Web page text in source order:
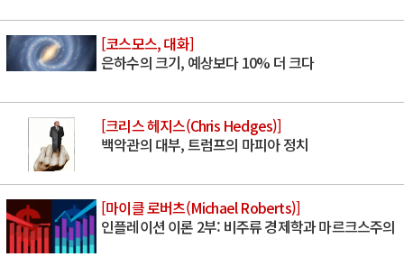
[코스모스, 대화]
은하수의 크기, 예상보다 10% 더 크다
[크리스 헤지스(Chris Hedges)]
백악관의 대부, 트럼프의 마피아 정치
[마이클 로버츠(Michael Roberts)]
인플레이션 이론 2부: 비주류 경제학과 마르크스주의